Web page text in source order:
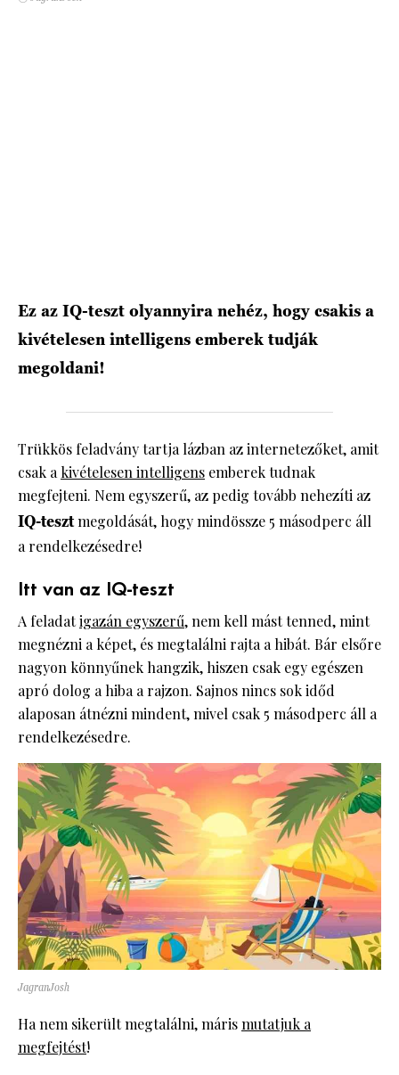
Ez az IQ-teszt olyannyira nehéz, hogy csakis a
kivételesen intelligens emberek tudják
megoldani!
Trükkös feladvány tartja lázban az internetezőket, amit
csak akivételesen intelligens emberek tudnak
megfejteni. Nem egyszerű, az pedig tovább nehezíti az
IQ-tesztmegoldását, hogy mindössze 5 másodperc áll
a rendelkezésedre!
Itt van az IQ-teszt
A feladatigazán egyszerű, nem kell mást tenned, mint
megnézni a képet, és megtalálni rajta a hibát. Bár elsőre
nagyon könnyűnek hangzik, hiszen csak egy egészen
apró dolog a hiba a rajzon. Sajnos nincs sok időd
alaposan átnézni mindent, mivel csak 5 másodperc áll a
rendelkezésedre.
JagranJosh
Ha nem sikerült megtalálni, márismutatjuk a
megfejtést!